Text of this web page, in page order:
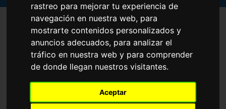
rastreo para mejorar tu experiencia de
navegación en nuestra web, para
mostrarte contenidos personalizados y
anuncios adecuados, para analizar el
tráfico en nuestra web y para comprender
de donde llegan nuestros visitantes.
Aceptar
Gafas de Sol
Gafas Graduadas
Gafas Deportivas
Lentillas
GAFAS DE SOL PRADA PR A59S